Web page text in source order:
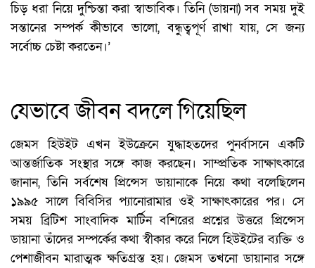
চিড় ধরা নিয়ে দুশ্চিন্তা করা স্বাভাবিক। তিনি (ডায়না) সব সময় দুই
সন্তানের সম্পর্ক কীভাবে ভালো, বন্ধুত্বপূর্ণ রাখা যায়, সে জন্য
সর্বোচ্চ চেষ্টা করতেন।’
যেভাবে জীবন বদলে গিয়েছিল
জেমস হিউইট এখন ইউক্রেনে যুদ্ধাহতদের পুনর্বাসনে একটি
আন্তর্জাতিক সংস্থার সঙ্গে কাজ করছেন। সাম্প্রতিক সাক্ষাৎকারে
জানান, তিনি সর্বশেষ প্রিন্সেস ডায়ানাকে নিয়ে কথা বলেছিলেন
১৯৯৫ সালে বিবিসির প্যানোরামার ওই সাক্ষাৎকারের পর। সে
সময় ব্রিটিশ সাংবাদিক মার্টিন বশিরের প্রশ্নের উত্তরে প্রিন্সেস
ডায়ানা তাঁদের সম্পর্কের কথা স্বীকার করে নিলে হিউইটের ব্যক্তি ও
পেশাজীবন মারাত্মক ক্ষতিগ্রস্ত হয়। জেমস তখনো ডায়ানার সঙ্গে